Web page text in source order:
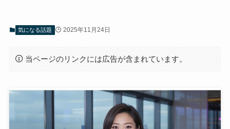
気になる話題 2025年11月24日
当ページのリンクには広告が含まれています。